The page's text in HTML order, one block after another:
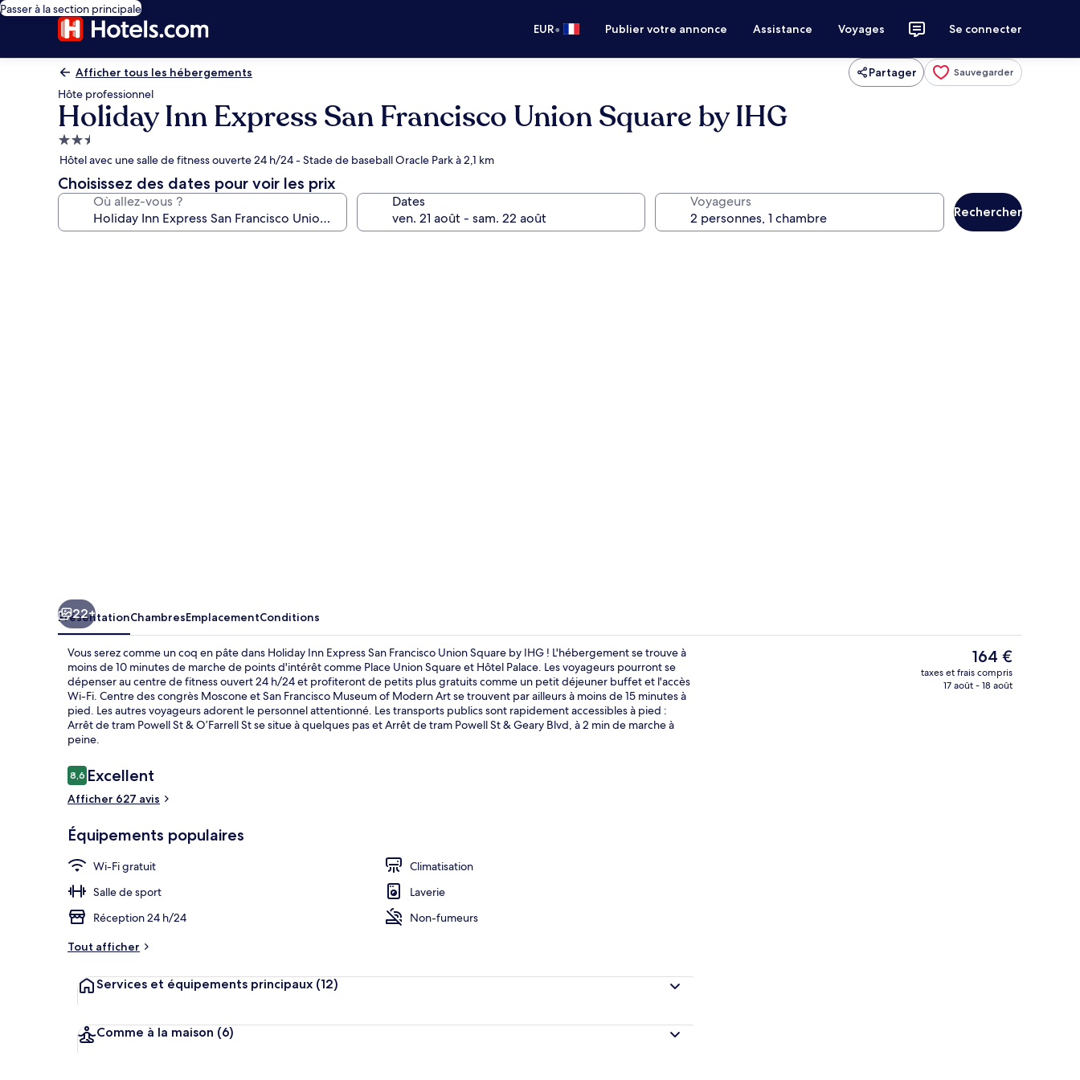
Passer à la section principale
EUR• Publier votre annonce Assistance Voyages Se connecter
Afficher tous les hébergements Partager Sauvegarder
Hôte professionnel
Holiday Inn Express San Francisco Union Square by IHG
Hébergement
2.5 étoiles
Hôtel avec une salle de fitness ouverte 24 h/24 - Stade de baseball Oracle Park à 2,1 km
Choisissez des dates pour voir les prix
Où allez-vous ? Dates Voyageurs
Rechercher
Centre d’affaires
22+
PrésentationChambresEmplacementConditions
Vous serez comme un coq en pâte dans Holiday Inn Express San Francisco Union Square by IHG ! L'hébergement se trouve à
moins de 10 minutes de marche de points d'intérêt comme Place Union Square et Hôtel Palace. Les voyageurs pourront se
dépenser au centre de fitness ouvert 24 h/24 et profiteront de petits plus gratuits comme un petit déjeuner buffet et l'accès
Wi-Fi. Centre des congrès Moscone et San Francisco Museum of Modern Art se trouvent par ailleurs à moins de 15 minutes à
pied. Les autres voyageurs adorent le personnel attentionné. Les transports publics sont rapidement accessibles à pied :
Arrêt de tram Powell St & O’Farrell St se situe à quelques pas et Arrêt de tram Powell St & Geary Blvd, à 2 min de marche à
peine.
Avis
voyageurs
8,68,6 sur 10
Excellent
Afficher 627 avis
Équipements populaires
Wi-Fi gratuit
Climatisation
Salle de sport
Laverie
Réception 24 h/24
Non-fumeurs
Tout afficher
Services et équipements principaux (12)
Comme à la maison (6)
Le
prix
actuel
164 €
taxes et frais compris
17 août - 18 août